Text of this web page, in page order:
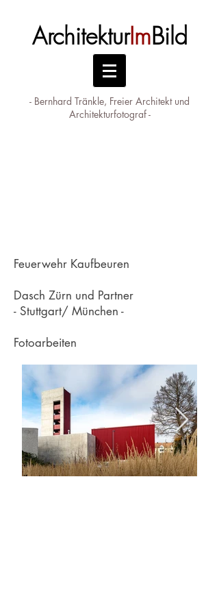
ArchitekturImBild
- Bernhard Tränkle, Freier Architekt und
Architekturfotograf -
Feuerwehr Kaufbeuren
Dasch Zürn und Partner
- Stuttgart/ München -
Fotoarbeiten